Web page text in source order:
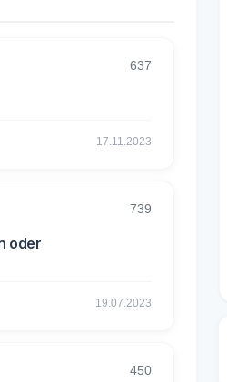
637
17.11.2023
739
oder
19.07.2023
450